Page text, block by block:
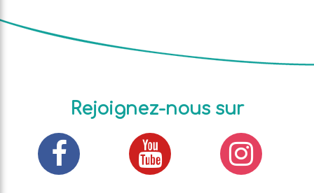
Rejoignez-nous sur